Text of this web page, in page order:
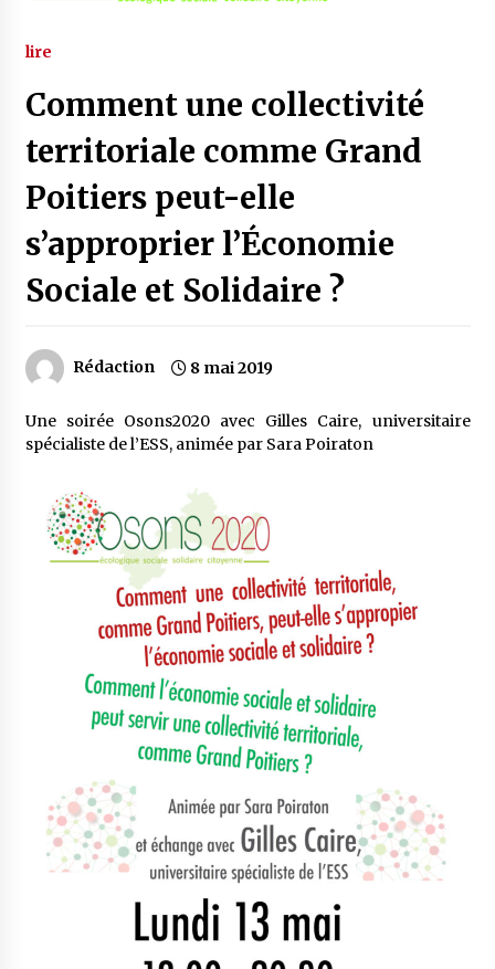
lire
Comment une collectivité
territoriale comme Grand
Poitiers peut-elle
s’approprier l’Économie
Sociale et Solidaire ?
Rédaction 8 mai 2019
Une soirée Osons2020 avec Gilles Caire, universitaire
spécialiste de l’ESS, animée par Sara Poiraton